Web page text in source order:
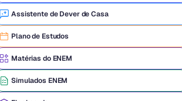
Física
Filosofia
Literatura
Assistente de Dever de Casa
Plano de Estudos
Matérias do ENEM
Simulados ENEM